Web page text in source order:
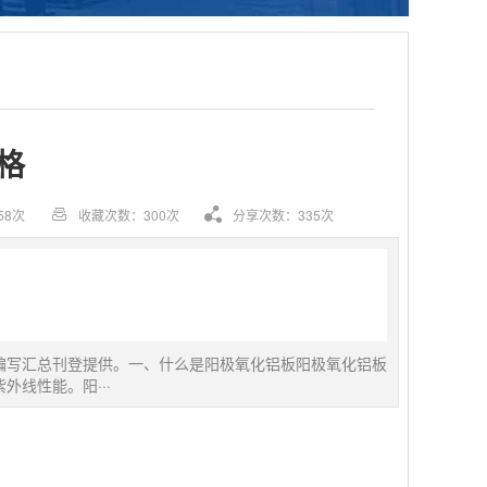
次 收藏次数：300次 分享次数：335次
汇总刊登提供。一、什么是阳极氧化铝板阳极氧化铝板
线性能。阳···